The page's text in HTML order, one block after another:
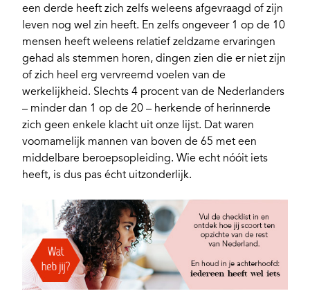
een derde heeft zich zelfs weleens afgevraagd of zijn
leven nog wel zin heeft. En zelfs ongeveer 1 op de 10
mensen heeft weleens relatief zeldzame ervaringen
gehad als stemmen horen, dingen zien die er niet zijn
of zich heel erg vervreemd voelen van de
werkelijkheid. Slechts 4 procent van de Nederlanders
– minder dan 1 op de 20 – herkende of herinnerde
zich geen enkele klacht uit onze lijst. Dat waren
voornamelijk mannen van boven de 65 met een
middelbare beroepsopleiding. Wie echt nóóit iets
heeft, is dus pas écht uitzonderlijk.